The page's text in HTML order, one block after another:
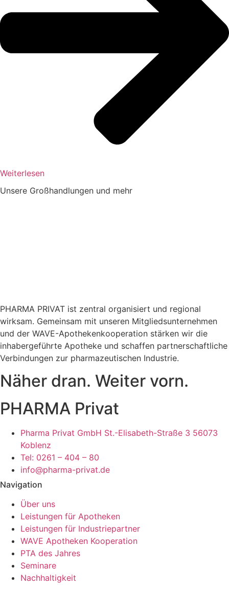
Weiterlesen
Unsere Großhandlungen und mehr
PHARMA PRIVAT ist zentral organisiert und regional
wirksam. Gemeinsam mit unseren Mitgliedsunternehmen
und der WAVE-Apothekenkooperation stärken wir die
inhabergeführte Apotheke und schaffen partnerschaftliche
Verbindungen zur pharmazeutischen Industrie.
Näher dran. Weiter vorn.
PHARMA Privat
Pharma Privat GmbH St.-Elisabeth-Straße 3 56073
Koblenz
Tel: 0261 – 404 – 80
info@pharma-privat.de
Navigation
Über uns
Leistungen für Apotheken
Leistungen für Industriepartner
WAVE Apotheken Kooperation
PTA des Jahres
Seminare
Nachhaltigkeit